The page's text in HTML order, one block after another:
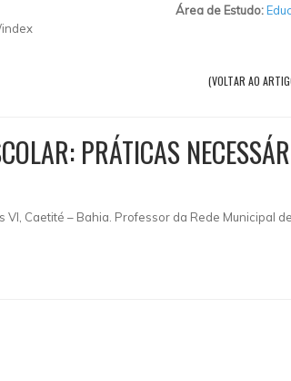
Área de Estudo:
(VOLTAR AO
PRÁTICAS
Caetité – Bahia. Professor da Rede Municipal